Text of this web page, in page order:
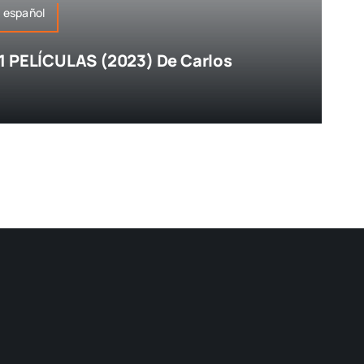
PELÍCULAS (2023) De Carlos